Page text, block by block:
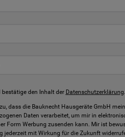
bestätige den Inhalt der Datenschutzerklärung.
dass die Bauknecht Hausgeräte GmbH
Daten verarbeitet, um mir in
Form Werbung zusenden kann. Mir ist
jederzeit mit Wirkung für die Zukunft